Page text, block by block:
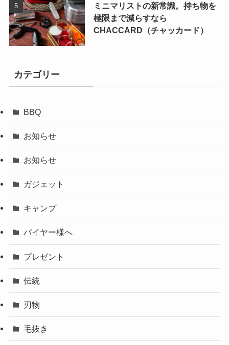
ミニマリストの新常識。持ち物を
極限まで減らすなら
CHACCARD（チャッカード）
カテゴリー
BBQ
お知らせ
お知らせ
ガジェット
キャンプ
バイヤー様へ
プレゼント
伝統
刃物
毛抜き